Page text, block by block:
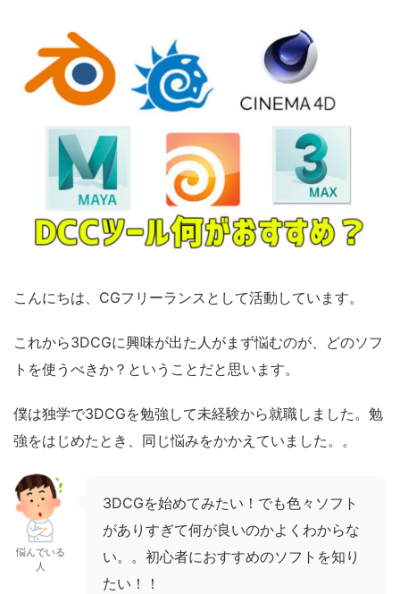
こんにちは、CGフリーランスとして活動しています。
これから3DCGに興味が出た人がまず悩むのが、どのソフ
トを使うべきか？ということだと思います。
僕は独学で3DCGを勉強して未経験から就職しました。勉
強をはじめたとき、同じ悩みをかかえていました。。
悩んでいる
人
3DCGを始めてみたい！でも色々ソフト
がありすぎて何が良いのかよくわからな
い。。初心者におすすめのソフトを知り
たい！！